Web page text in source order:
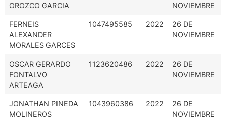
OROZCO GARCIA
NOVIEMBRE
FERNEIS
ALEXANDER
MORALES GARCES
1047495585 2022
26 DE
NOVIEMBRE
OSCAR GERARDO
FONTALVO
ARTEAGA
1123620486 2022
26 DE
NOVIEMBRE
JONATHAN PINEDA
MOLINEROS
1043960386 2022
26 DE
NOVIEMBRE